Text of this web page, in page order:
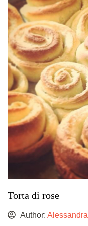
Torta di rose
Author: Alessandra